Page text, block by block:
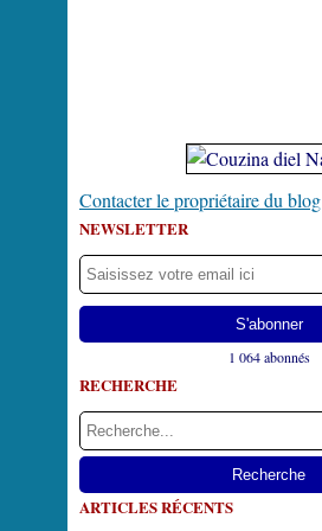
Contacter le propriétaire du blog
NEWSLETTER
1 064 abonnés
RECHERCHE
ARTICLES RÉCENTS